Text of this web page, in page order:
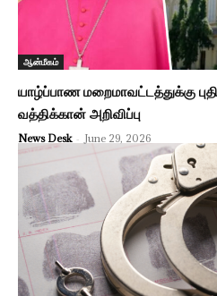
ஆன்மீகம்
யாழ்ப்பாண மறைமாவட்டத்துக்கு
வத்திக்கான் அறிவிப்பு
News Desk - June 29, 2026